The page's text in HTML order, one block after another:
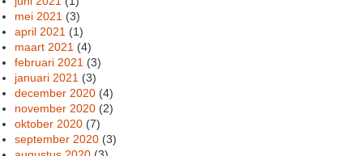
mei 2021 (3)
april 2021 (1)
maart 2021 (4)
februari 2021 (3)
januari 2021 (3)
december 2020 (4)
november 2020 (2)
oktober 2020 (7)
september 2020 (3)